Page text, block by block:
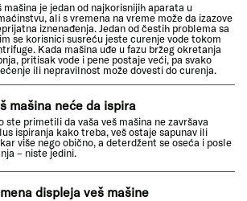
mašina je jedan od najkorisnijih aparata u
ali s vremena na vreme može da izazove
iznenađenja. Jedan od čestih problema sa
se korisnici susreću jeste curenje vode tokom
Kada mašina uđe u fazu bržeg okretanja
pritisak vode i pene postaje veći, pa svako
ili nepravilnost može dovesti do curenja.
mašina neće da ispira
ste primetili da vaša veš mašina ne završava
ispiranja kako treba, veš ostaje sapunav ili
više nego obično, a deterdžent se oseća i posle
– niste jedini.
displeja veš mašine